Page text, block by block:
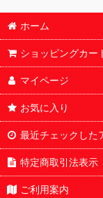
ホーム
ショッピングカー
マイページ
お気に入り
最近チェックした
特定商取引法表示
ご利用案内